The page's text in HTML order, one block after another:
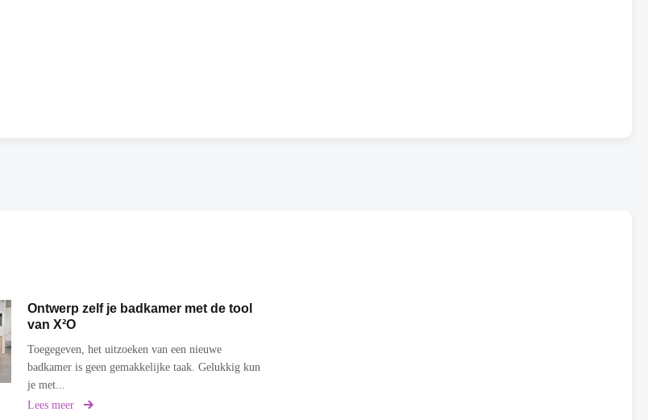
Ontwerp zelf je badkamer met de tool
van X²O
Toegegeven, het uitzoeken van een nieuwe
badkamer is geen gemakkelijke taak. Gelukkig kun
je met...
Lees meer
over